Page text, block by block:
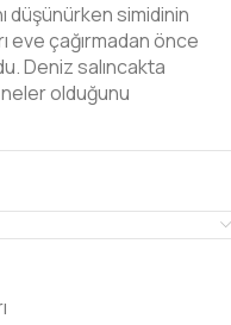
düşünürken simidinin
eve çağırmadan önce
Deniz salıncakta
olduğunu